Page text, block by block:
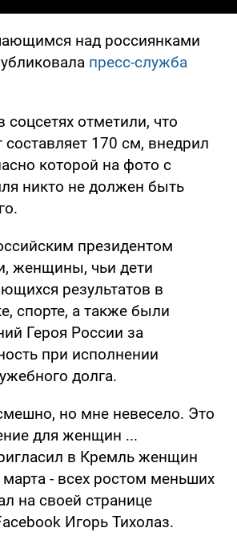
над россиянками
пресс-служба
соцсетях отметили, что
составляет 170 см, внедрил
которой на фото с
никто не должен быть
президентом
женщины, чьи дети
результатов в
спорте, а также были
Героя России за
при исполнении
долга.
но мне невесело. Это
для женщин ...
в Кремль женщин
- всех ростом меньших
на своей странице
Игорь Тихолаз.